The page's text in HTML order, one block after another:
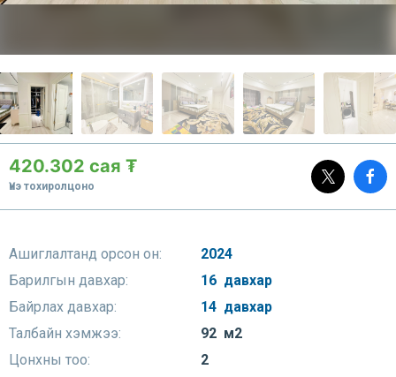
420.302 сая ₮
Үнэ тохиролцоно
Ашиглалтанд орсон он:
2024
Барилгын давхар:
16 давхар
Байрлах давхар:
14 давхар
Талбайн хэмжээ:
92 м2
Цонхны тоо:
2